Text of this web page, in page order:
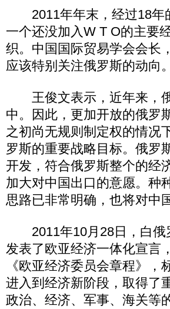
2011年年末，经过18年
一个还没加入W T O的主要
织。中国国际贸易学会会长
应该特别关注俄罗斯的动向。
王俊文表示，近年来，俄
中。因此，更加开放的俄罗
之初尚无规则制定权的情况
罗斯的重要战略目标。俄罗
开发，符合俄罗斯整个的经
加大对中国出口的意愿。种
思路已非常明确，也将对中
2011年10月28日，白俄
发表了欧亚经济一体化宣言
《欧亚经济委员会章程》
进入到经济新阶段，取得了
政治、经济、军事、海关等